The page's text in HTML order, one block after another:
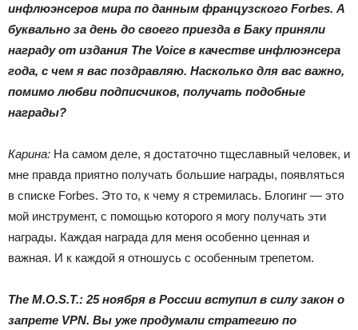
инфлюэнсеров мира по данным французского Forbes. А
буквально за день до своего приезда в Баку приняли
награду от издания The Voice в качестве инфлюэнсера
года, с чем я вас поздравляю. Насколько для вас важно,
помимо любви подписчиков, получать подобные
награды?
Карина: На самом деле, я достаточно тщеславный человек, и
мне правда приятно получать большие награды, появляться
в списке Forbes. Это то, к чему я стремилась. Блогинг — это
мой инструмент, с помощью которого я могу получать эти
награды. Каждая награда для меня особенно ценная и
важная. И к каждой я отношусь с особенным трепетом.
The M.O.S.T.: 25 ноября в России вступил в силу закон о
запрете VPN. Вы уже продумали стратегию по